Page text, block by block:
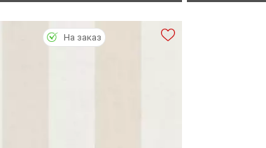
На заказ